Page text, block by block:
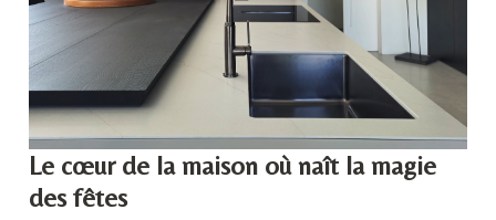
Le cœur de la maison où naît la magie
des fêtes